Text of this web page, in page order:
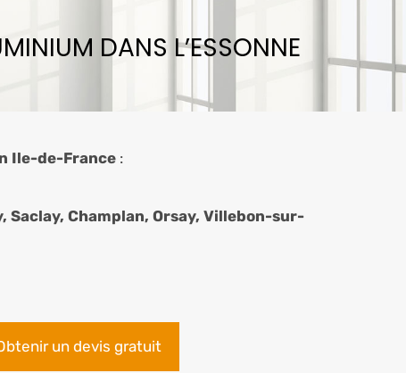
DANS L’ESSONNE
Ile-de-France :
Saclay, Champlan, Orsay, Villebon-sur-
un devis gratuit